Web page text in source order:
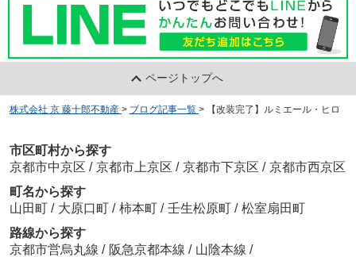
ページトップへ
株式会社 京 藤十郎不動産 > ブログ記事一覧 > 【改装完了】ルミエール・ヒロ
市区町村から探す
京都市中京区 / 京都市上京区 / 京都市下京区 / 京都市西京区
町名から探す
山田町 / 大原口町 / 柿本町 / 壬生松原町 / 松室扇田町
路線から探す
京都市営烏丸線 / 阪急京都本線 / 山陰本線 /